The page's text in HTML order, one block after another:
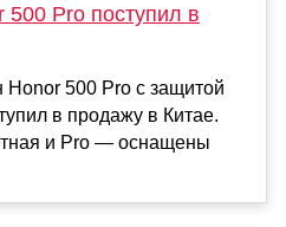
Pro поступил в
500 Pro с защитой
в продажу в Китае.
и Pro — оснащены